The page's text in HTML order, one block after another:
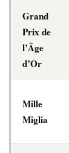
Grand
Prix de
l’Âge
d’Or
Mille
Miglia